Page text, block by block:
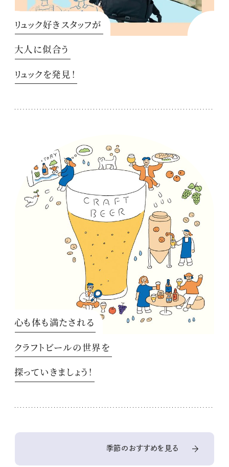
リュック好きスタッフが
大人に似合う
リュックを発見！
心も体も満たされる
クラフトビールの世界を
探っていきましょう！
季節のおすすめを見る